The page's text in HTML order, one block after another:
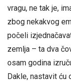
vragu, ne tak je,
zbog nekakvog
počeli
zemlja – ta dva
osam godina
Dakle, nastavit ću